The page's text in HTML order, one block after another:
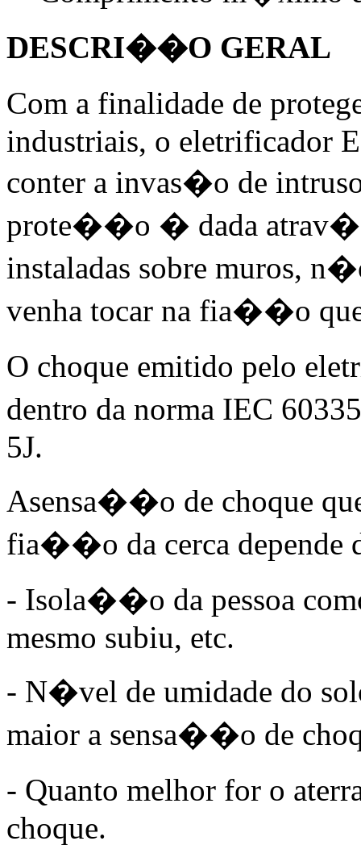
DESCRI��O GERAL
Com a finalidade de
industriais, o eletrificador
conter a invas�o de
prote��o � dada
instaladas sobre muros,
venha tocar na fia��o
O choque emitido pelo
dentro da norma IEC
5J.
Asensa��o de choque
fia��o da cerca depende
- Isola��o da pessoa
mesmo subiu, etc.
- N�vel de umidade do
maior a sensa��o de
- Quanto melhor for o
choque.